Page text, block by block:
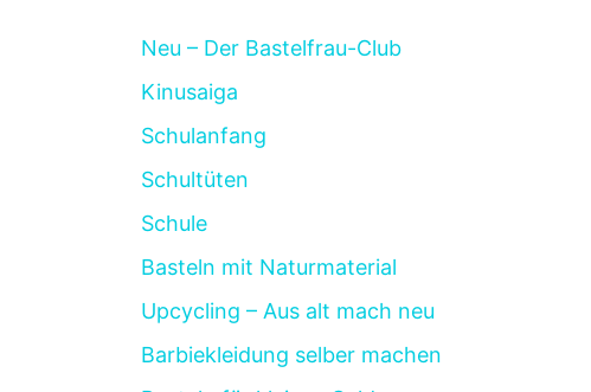
Neu – Der Bastelfrau-Club
Kinusaiga
Schulanfang
Schultüten
Schule
Basteln mit Naturmaterial
Upcycling – Aus alt mach neu
Barbiekleidung selber machen